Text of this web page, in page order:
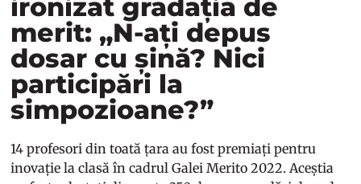
ironizat gradația de
merit: „N-ați depus
dosar cu șină? Nici
participări la
simpozioane?”
14 profesori din toată țara au fost premiați pentru
inovație la clasă în cadrul Galei Merito 2022. Aceștia